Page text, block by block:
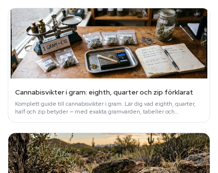
Cannabisvikter i gram: eighth, quarter och zip förklarat
Komplett guide till cannabisvikter i gram. Lär dig vad eighth, quarter,
half och zip betyder — med exakta gramvärden, tabeller och